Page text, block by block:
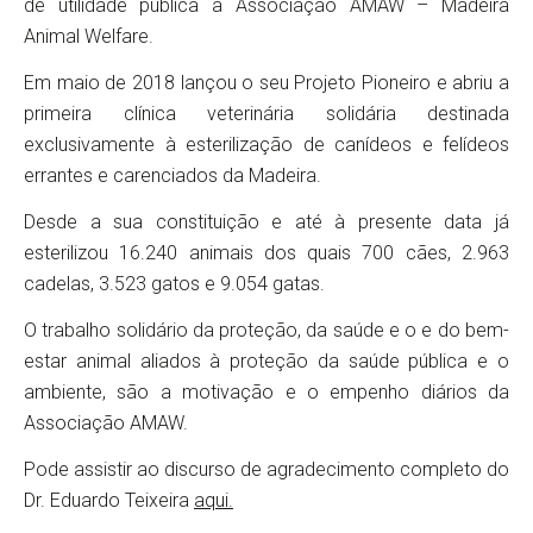
de utilidade pública a Associação AMAW – Madeira
Animal Welfare.
Em maio de 2018 lançou o seu Projeto Pioneiro e abriu a
primeira clínica veterinária solidária destinada
exclusivamente à esterilização de canídeos e felídeos
errantes e carenciados da Madeira.
Desde a sua constituição e até à presente data já
esterilizou 16.240 animais dos quais 700 cães, 2.963
cadelas, 3.523 gatos e 9.054 gatas.
O trabalho solidário da proteção, da saúde e o e do bem-
estar animal aliados à proteção da saúde pública e o
ambiente, são a motivação e o empenho diários da
Associação AMAW.
Pode assistir ao discurso de agradecimento completo do
Dr. Eduardo Teixeira aqui.